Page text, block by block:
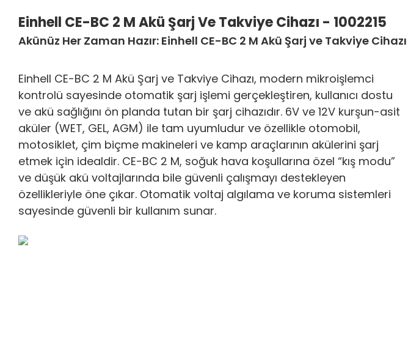
Einhell CE-BC 2 M Akü Şarj Ve Takviye Cihazı - 1002215
Akünüz Her Zaman Hazır: Einhell CE-BC 2 M Akü Şarj ve Takviye Cihazı
Einhell CE-BC 2 M Akü Şarj ve Takviye Cihazı, modern mikroişlemci
kontrolü sayesinde otomatik şarj işlemi gerçekleştiren, kullanıcı dostu
ve akü sağlığını ön planda tutan bir şarj cihazıdır. 6V ve 12V kurşun-asit
aküler (WET, GEL, AGM) ile tam uyumludur ve özellikle otomobil,
motosiklet, çim biçme makineleri ve kamp araçlarının akülerini şarj
etmek için idealdir. CE-BC 2 M, soğuk hava koşullarına özel “kış modu”
ve düşük akü voltajlarında bile güvenli çalışmayı destekleyen
özellikleriyle öne çıkar. Otomatik voltaj algılama ve koruma sistemleri
sayesinde güvenli bir kullanım sunar.